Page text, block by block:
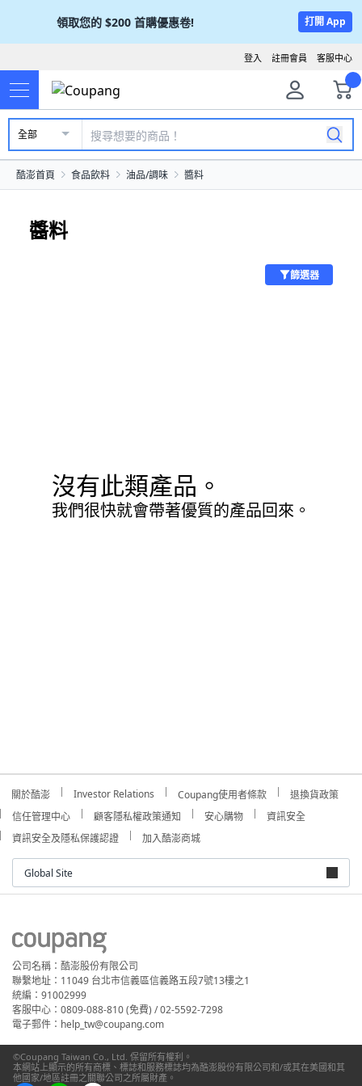
領取您的 $200 首購優惠卷! 打開 App
客服中心
註冊會員
登入
全部
酷澎首頁 食品飲料 油品/調味 醬料
醬料
篩選器
沒有此類產品。
我們很快就會帶著優質的產品回來。
關於酷澎 Investor Relations Coupang使用者條款
退換貨政策
信任管理中心
顧客隱私權政策通知 安心購物
資訊安全
資訊安全及隱私保護認證
加入酷澎商城
Global Site
公司名稱：酷澎股份有限公司
聯繫地址：11049 台北市信義區信義路五段7號13樓之1
統編：91002999
客服中心：0809-088-810 (免費) / 02-5592-7298
電子郵件：help_tw@coupang.com
©Coupang Taiwan Co., Ltd. 保留所有權利。
本網站上顯示的所有商標、標誌和服務標誌均為酷澎股份有限公司和/或其在美國和其
他國家/地區註冊之關聯公司之所屬財產。